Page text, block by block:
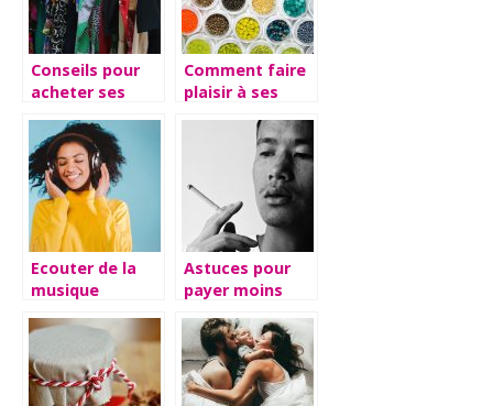
Conseils pour
acheter ses
Comment faire
plaisir à ses
Ecouter de la
musique
son casque
audio
Astuces pour
payer moins
consommation
de nicotine.